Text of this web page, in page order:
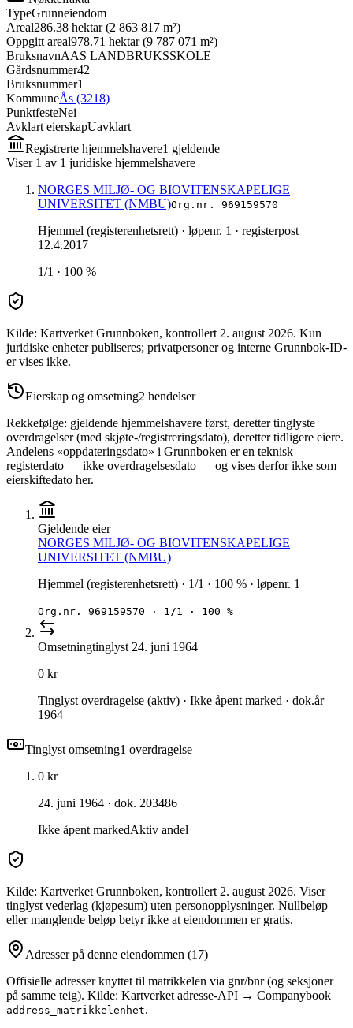
TypeGrunneiendom
Areal286.38 hektar (2 863 817 m²)
Oppgitt areal978.71 hektar (9 787 071 m²)
BruksnavnAAS LANDBRUKSSKOLE
Gårdsnummer42
Bruksnummer1
KommuneÅs (3218)
PunktfesteNei
Avklart eierskapUavklart
Registrerte hjemmelshavere1 gjeldende
Viser 1 av 1 juridiske hjemmelshavere
NORGES MILJØ- OG BIOVITENSKAPELIGE
UNIVERSITET (NMBU)Org.nr. 969159570
Hjemmel (registerenhetsrett) · løpenr. 1 · registerpost
12.4.2017
1/1 · 100 %
Kilde: Kartverket Grunnboken, kontrollert 2. august 2026. Kun
juridiske enheter publiseres; privatpersoner og interne Grunnbok-ID-
er vises ikke.
Eierskap og omsetning2 hendelser
Rekkefølge: gjeldende hjemmelshavere først, deretter tinglyste
overdragelser (med skjøte-/registreringsdato), deretter tidligere eiere.
Andelens «oppdateringsdato» i Grunnboken er en teknisk
registerdato — ikke overdragelsesdato — og vises derfor ikke som
eierskiftedato her.
Gjeldende eier
NORGES MILJØ- OG BIOVITENSKAPELIGE
UNIVERSITET (NMBU)
Hjemmel (registerenhetsrett) · 1/1 · 100 % · løpenr. 1
Org.nr. 969159570 · 1/1 · 100 %
Omsetningtinglyst 24. juni 1964
0 kr
Tinglyst overdragelse (aktiv) · Ikke åpent marked · dok.år
1964
Tinglyst omsetning1 overdragelse
0 kr
24. juni 1964 · dok. 203486
Ikke åpent markedAktiv andel
Kilde: Kartverket Grunnboken, kontrollert 2. august 2026. Viser
tinglyst vederlag (kjøpesum) uten personopplysninger. Nullbeløp
eller manglende beløp betyr ikke at eiendommen er gratis.
Adresser på denne eiendommen (17)
Offisielle adresser knyttet til matrikkelen via gnr/bnr (og seksjoner
på samme teig). Kilde: Kartverket adresse-API → Companybook
address_matrikkelenhet.